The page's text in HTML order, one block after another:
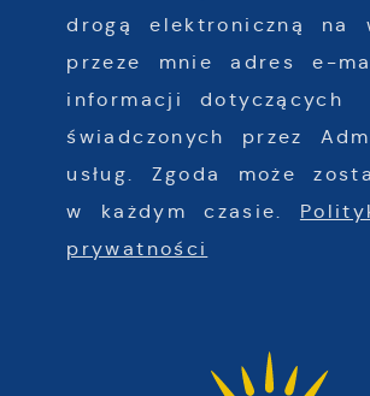
drogą elektroniczną na
przeze mnie adres e-
informacji dotyczących
świadczonych przez
usług. Zgoda może
w każdym czasie.
prywatności